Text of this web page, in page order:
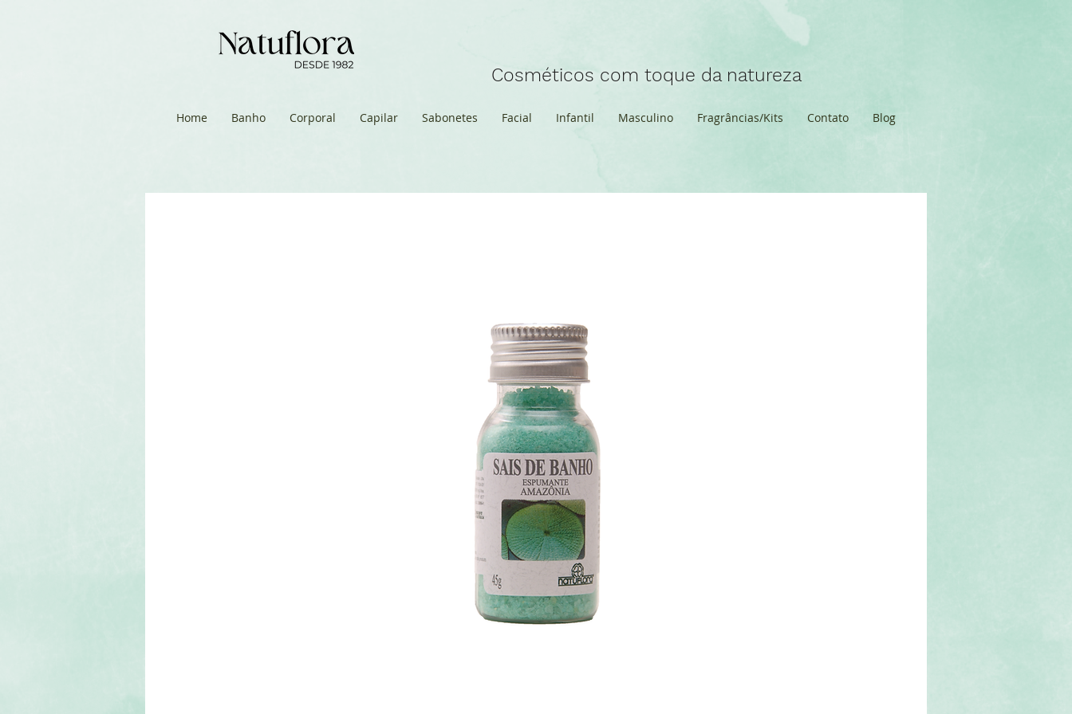
Cosméticos com toque da natureza
Home Banho Corporal Capilar Sabonetes Facial Infantil Masculino Fragrâncias/Kits Contato Blog